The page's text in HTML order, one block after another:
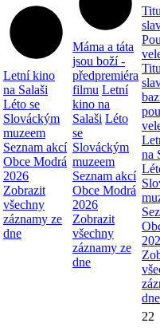
Letní kino
na Salaši
Léto se
Slováckým
muzeem
Seznam akcí
Obce Modrá
2026
Zobrazit
všechny
záznamy ze
dne
Máma a táta
jsou boží -
předpremiéra
filmu Letní
kino na
Salaši Léto
se
Slováckým
muzeem
Seznam akcí
Obce Modrá
2026
Zobrazit
všechny
záznamy ze
dne
na
dne
22